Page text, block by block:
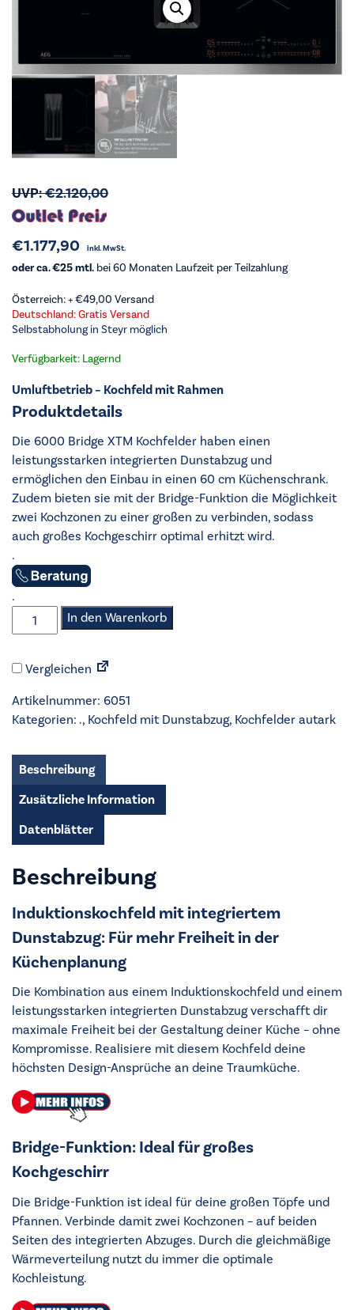
UVP:€2.120,00
€1.177,90 inkl. MwSt.
oder ca. €25 mtl. bei 60 Monaten Laufzeit per Teilzahlung
Österreich: +€49,00 Versand
Deutschland: Gratis Versand
Selbstabholung in Steyr möglich
Verfügbarkeit: Lagernd
Umluftbetrieb – Kochfeld mit Rahmen
Produktdetails
Die 6000 Bridge XTM Kochfelder haben einen
leistungsstarken integrierten Dunstabzug und
ermöglichen den Einbau in einen 60 cm Küchenschrank.
Zudem bieten sie mit der Bridge-Funktion die Möglichkeit
zwei Kochzonen zu einer großen zu verbinden, sodass
auch großes Kochgeschirr optimal erhitzt wird.
.
.
AEG
-
mit
-
OCH84B03XB
In den Warenkorb
Vergleichen
Artikelnummer: 6051
Kategorien: ., Kochfeld mit Dunstabzug, Kochfelder autark
Beschreibung
Zusätzliche Information
Datenblätter
Beschreibung
Induktionskochfeld mit integriertem
Dunstabzug: Für mehr Freiheit in der
Küchenplanung
Die Kombination aus einem Induktionskochfeld und einem
leistungsstarken integrierten Dunstabzug verschafft dir
maximale Freiheit bei der Gestaltung deiner Küche – ohne
Kompromisse. Realisiere mit diesem Kochfeld deine
höchsten Design-Ansprüche an deine Traumküche.
Bridge-Funktion: Ideal für großes
Kochgeschirr
Die Bridge-Funktion ist ideal für deine großen Töpfe und
Pfannen. Verbinde damit zwei Kochzonen – auf beiden
Seiten des integrierten Abzuges. Durch die gleichmäßige
Wärmeverteilung nutzt du immer die optimale
Kochleistung.